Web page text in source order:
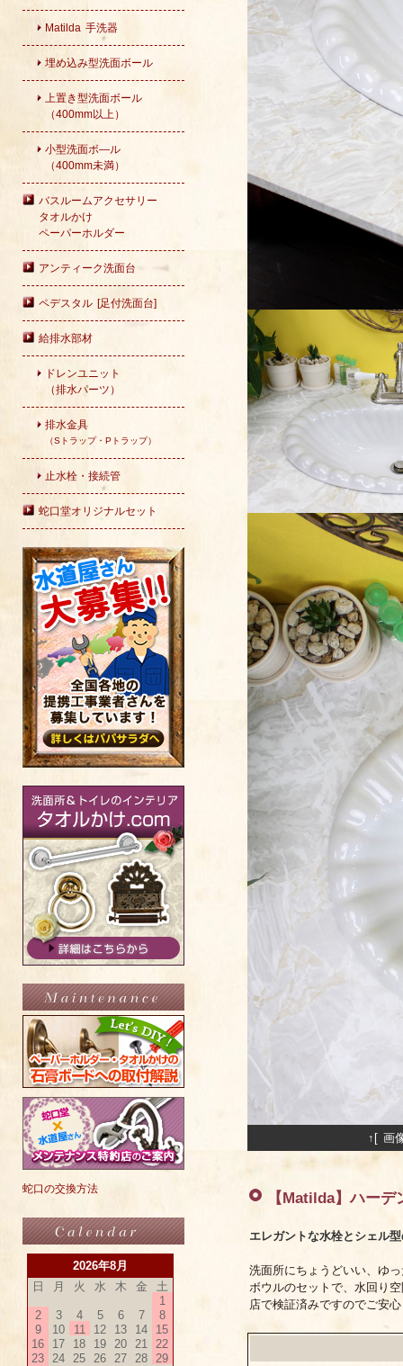
Matilda 手洗器
埋め込み型洗面ボール
上置き型洗面ボール
（400mm以上）
小型洗面ボ―ル
（400mm未満）
バスルームアクセサリー
タオルかけ
ペーパーホルダー
アンティーク洗面台
ペデスタル [足付洗面台]
給排水部材
ドレンユニット
（排水パーツ）
排水金具
（Sトラップ・Pトラップ）
止水栓・接続管
蛇口堂オリジナルセット
蛇口の交換方法
2026年8月
日
月 火 水 木 金
土
1
2
3 4 5 6 7
8
9
10 11 12 13 14
15
16
17 18 19 20 21
22
23
24 25 26 27 28 29
↑[ 画
【Matilda】ハー
エレガントな水栓とシェル
洗面所にちょうどいい、ゆ
ボウルのセットで、水回り
店で検証済みですのでご安